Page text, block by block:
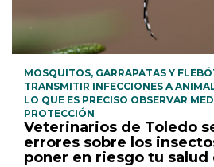
MOSQUITOS, GARRAPATAS Y
TRANSMITIR INFECCIONES A
LO QUE ES PRECISO OBSERVAR
PROTECCIÓN
Veterinarios de Toledo
errores sobre los
poner en riesgo tu salud